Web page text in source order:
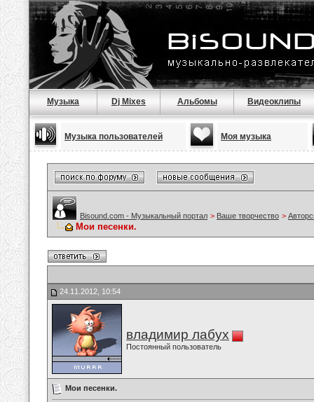
Музыка Dj Mixes Альбомы Видеоклипы
Музыка пользователей Моя музыка
Bisound.com - Музыкальный портал > Ваше творчество >
Мои песенки.
24.11.2012, 10:54
владимир лабух
Постоянный пользователь
Мои песенки.